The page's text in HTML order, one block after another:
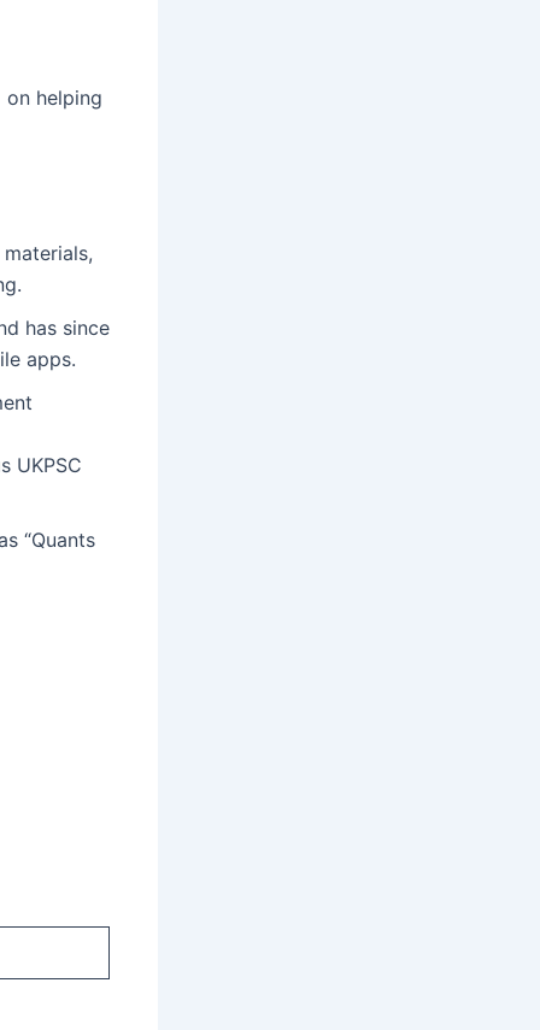
helping
has since
apps.
UKPSC
“Quants